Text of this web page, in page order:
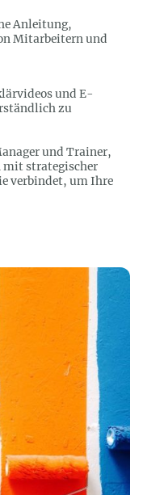
Anleitung,
Mitarbeitern und
und E-
zu
und Trainer,
mit strategischer
verbindet, um Ihre